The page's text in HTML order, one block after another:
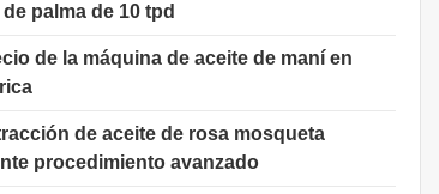
palma de 10 tpd
de la máquina de aceite de maní en
de aceite de rosa mosqueta
procedimiento avanzado